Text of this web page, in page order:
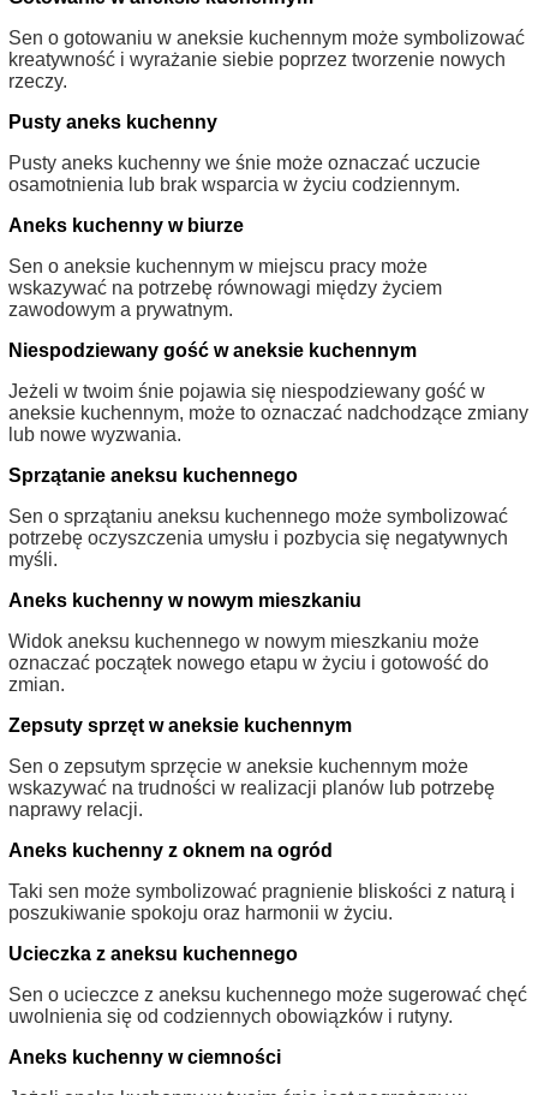
Sen o gotowaniu w aneksie kuchennym może symbolizować
kreatywność i wyrażanie siebie poprzez tworzenie nowych
rzeczy.
Pusty aneks kuchenny
Pusty aneks kuchenny we śnie może oznaczać uczucie
osamotnienia lub brak wsparcia w życiu codziennym.
Aneks kuchenny w biurze
Sen o aneksie kuchennym w miejscu pracy może
wskazywać na potrzebę równowagi między życiem
zawodowym a prywatnym.
Niespodziewany gość w aneksie kuchennym
Jeżeli w twoim śnie pojawia się niespodziewany gość w
aneksie kuchennym, może to oznaczać nadchodzące zmiany
lub nowe wyzwania.
Sprzątanie aneksu kuchennego
Sen o sprzątaniu aneksu kuchennego może symbolizować
potrzebę oczyszczenia umysłu i pozbycia się negatywnych
myśli.
Aneks kuchenny w nowym mieszkaniu
Widok aneksu kuchennego w nowym mieszkaniu może
oznaczać początek nowego etapu w życiu i gotowość do
zmian.
Zepsuty sprzęt w aneksie kuchennym
Sen o zepsutym sprzęcie w aneksie kuchennym może
wskazywać na trudności w realizacji planów lub potrzebę
naprawy relacji.
Aneks kuchenny z oknem na ogród
Taki sen może symbolizować pragnienie bliskości z naturą i
poszukiwanie spokoju oraz harmonii w życiu.
Ucieczka z aneksu kuchennego
Sen o ucieczce z aneksu kuchennego może sugerować chęć
uwolnienia się od codziennych obowiązków i rutyny.
Aneks kuchenny w ciemności